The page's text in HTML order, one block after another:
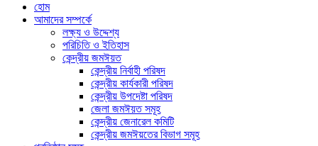
হোম
আমাদের সম্পর্কে
লক্ষ্য ও উদ্দেশ্য
পরিচিতি ও ইতিহাস
কেন্দ্রীয় জমঈয়ত
কেন্দ্রীয় নির্বাহী পরিষদ
কেন্দ্রীয় কার্যকারী পরিষদ
কেন্দ্রীয় উপদেষ্টা পরিষদ
জেলা জমঈয়ত সমূহ
কেন্দ্রীয় জেনারেল কমিটি
কেন্দ্রীয় জমঈয়তের বিভাগ সমূহ